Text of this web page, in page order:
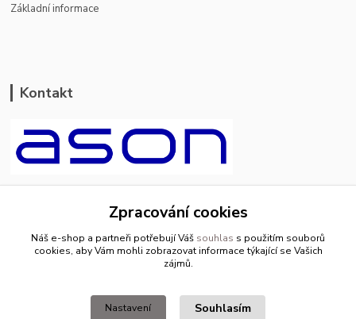
Základní informace
Kontakt
+420 799 500 769
pracovní dny 8-11hod.,13-15hod.
Zpracování cookies
Náš e-shop a partneři potřebují Váš souhlas s použitím souborů
cookies, aby Vám mohli zobrazovat informace týkající se Vašich
zájmů.
Nastavení Souhlasím